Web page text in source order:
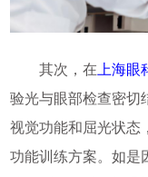
其次，在 上海眼
验光与眼部检查密切
视觉功能和屈光状态
功能训练方案。如是